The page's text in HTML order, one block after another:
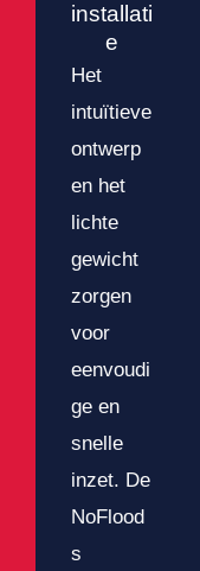
installati
e
Het
intuïtieve
ontwerp
en het
lichte
gewicht
zorgen
voor
eenvoudi
ge en
snelle
inzet. De
NoFlood
s